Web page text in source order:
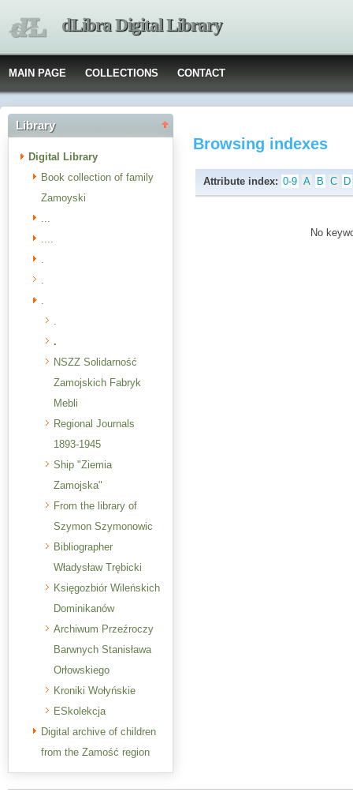
dLibra Digital Library
MAIN PAGE COLLECTIONS CONTACT
Library
Digital Library
Book collection of family
Zamoyski
...
....
.
.
.
.
.
NSZZ Solidarność
Zamojskich Fabryk
Mebli
Regional Journals
1893-1945
Ship "Ziemia
Zamojska"
From the library of
Szymon Szymonowic
Bibliographer
Władysław Trębicki
Księgozbiór Wileńskich
Dominikanów
Archiwum Przeźroczy
Barwnych Stanisława
Orłowskiego
Kroniki Wołyńskie
ESkolekcja
Digital archive of children
from the Zamość region
Browsing indexes
Attribute index: 0-9 A B C D
No